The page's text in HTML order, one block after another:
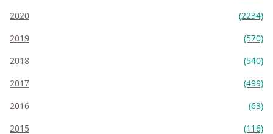
2020
(2234)
2019
(570)
2018
(540)
2017
(499)
2016
(63)
2015
(116)